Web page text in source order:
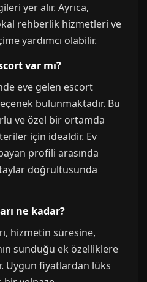
yer alır. Ayrıca,
rehberlik hizmetleri ve
yardımcı olabilir.
var mı?
eve gelen escort
bulunmaktadır. Bu
ve özel bir ortamda
için idealdir. Ev
profili arasında
doğrultusunda
ne kadar?
hizmetin süresine,
sunduğu ek özelliklere
Uygun fiyatlardan lüks